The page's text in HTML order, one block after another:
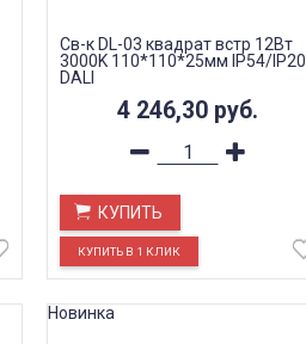
Св-к DL-03 квадрат встр 12Вт
3000K 110*110*25мм IP54/IP20
DALI
4 246,30 руб.
КУПИТЬ
Новинка